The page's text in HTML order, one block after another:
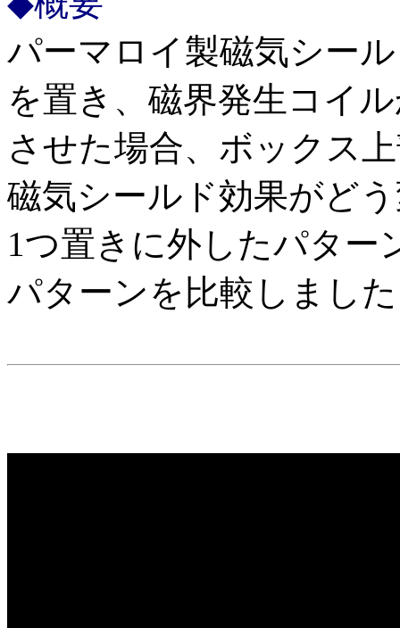
パーマロイ製磁気シー
を置き、磁界発生コイ
させた場合、ボックス
磁気シールド効果がど
1つ置きに外したパター
パターンを比較しまし